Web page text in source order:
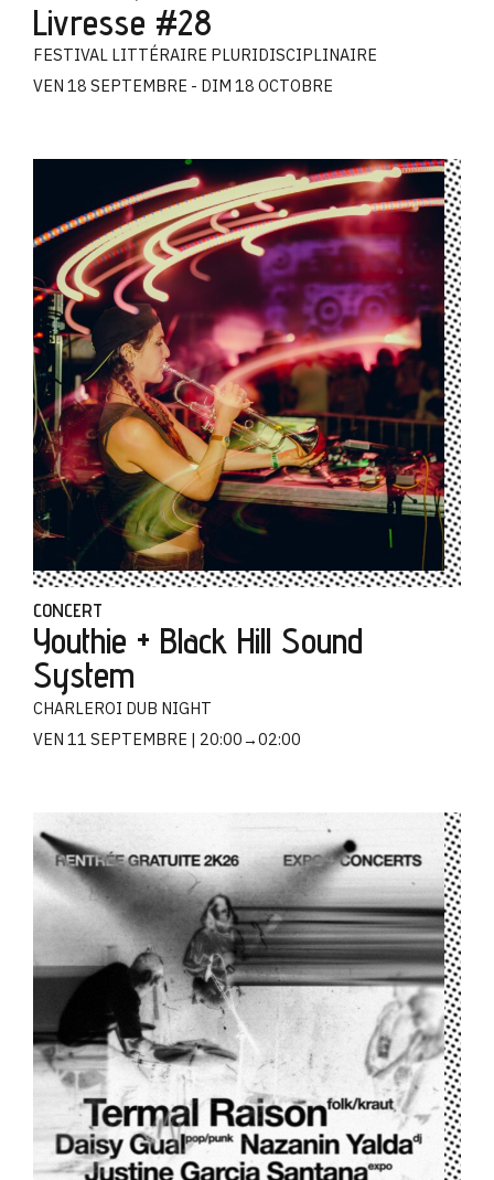
Livresse #28
FESTIVAL LITTÉRAIRE PLURIDISCIPLINAIRE
VEN 18 SEPTEMBRE - DIM 18 OCTOBRE
CONCERT
Youthie + Black Hill Sound
System
CHARLEROI DUB NIGHT
VEN 11 SEPTEMBRE
20:00→02:00